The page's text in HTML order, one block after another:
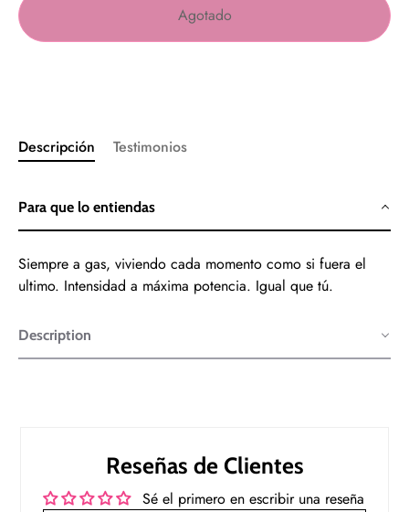
Agotado
Descripción Testimonios
Para que lo entiendas
Siempre a gas, viviendo cada momento como si fuera el
ultimo. Intensidad a máxima potencia. Igual que tú.
Description
Reseñas de Clientes
Sé el primero en escribir una reseña